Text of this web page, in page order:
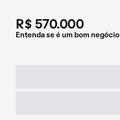
R$ 570.000
Entenda se é um bom negócio